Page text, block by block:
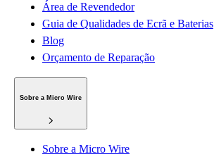
Área de Revendedor
Guia de Qualidades de Ecrã e Baterias
Blog
Orçamento de Reparação
Sobre a Micro Wire
Sobre a Micro Wire